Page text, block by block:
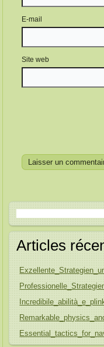
E-mail
Site web
Articles